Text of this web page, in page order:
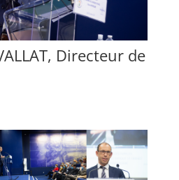
Directeur de